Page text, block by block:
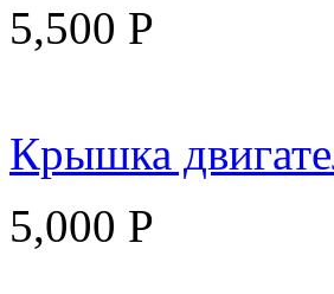
5,500 Р
Крышка
5,000 Р